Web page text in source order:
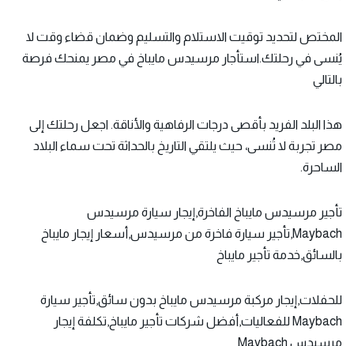
المختص لتحديد توقيت الاستلام والتسليم وضمان قضاء وقت لا
يُنسى في رحلتك.استأجار مرسيدس مايباخ في مصر يمنحك فرصة
بالتالي
هذا البلد الفريد بأقصى درجات الرفاهية والأناقة. اجعل رحلتك إلى
مصر تجربة لا تُنسى، حيث يلتقي التاريخ بالحداثة تحت سماء البلاد
الساحرة.
تأجير مرسيدس مايباخ الفاخرة,إيجار سيارة مرسيدس
Maybach,تأجير سيارة فاخرة من مرسيدس,أسعار إيجار مايباخ
بالسائق,خدمة تأجير مايباخ
للحفلات,إيجار مركبة مرسيدس مايباخ بدون سائق,تأجير سيارة
Maybach للفعاليات,أفضل شركات تأجير مايباخ,تكلفة إيجار
مرسيدس Maybach